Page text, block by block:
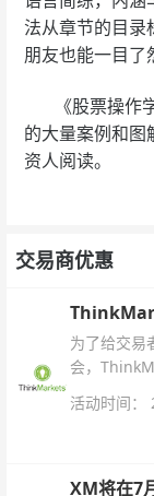
法从章节的目录
朋友也能一目了
《股票操作学
的大量案例和图
资人阅读。
交易商优惠
为了给交易
会，
杆配置、支
活动时间：
XM将在7